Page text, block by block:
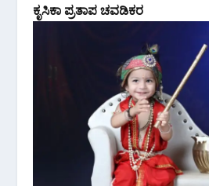
ಕೃಸಿಕಾ ಪ್ರತಾಪ ಚವಡಿಕರ